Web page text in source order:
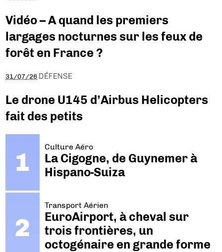
Vidéo – A quand les premiers
largages nocturnes sur les feux de
forêt en France ?
31/07/26 DÉFENSE
Le drone U145 d’Airbus Helicopters
fait des petits
Culture Aéro
La Cigogne, de Guynemer à
Hispano-Suiza
Transport Aérien
EuroAirport, à cheval sur
trois frontières, un
octogénaire en grande forme